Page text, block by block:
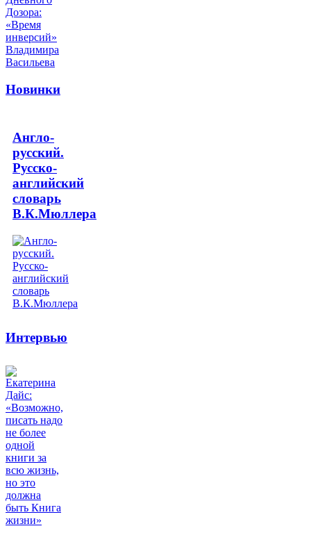
Новинки
Англо-
русский.
Русско-
английский
словарь
В.К.Мюллера
Интервью